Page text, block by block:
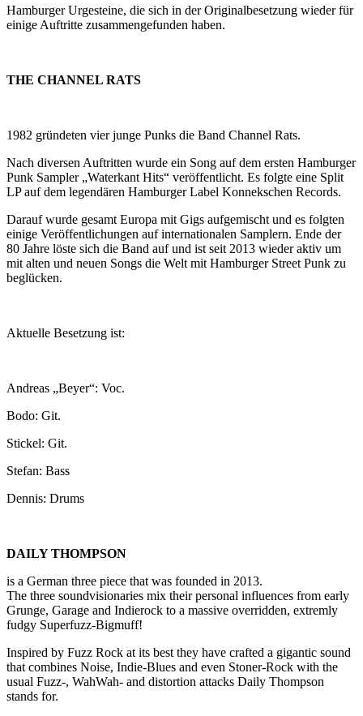
Hamburger Urgesteine, die sich in der Originalbesetzung wieder für
einige Auftritte zusammengefunden haben.
THE CHANNEL RATS
1982 gründeten vier junge Punks die Band Channel Rats.
Nach diversen Auftritten wurde ein Song auf dem ersten Hamburger
Punk Sampler „Waterkant Hits“ veröffentlicht. Es folgte eine Split
LP auf dem legendären Hamburger Label Konnekschen Records.
Darauf wurde gesamt Europa mit Gigs aufgemischt und es folgten
einige Veröffentlichungen auf internationalen Samplern. Ende der
80 Jahre löste sich die Band auf und ist seit 2013 wieder aktiv um
mit alten und neuen Songs die Welt mit Hamburger Street Punk zu
beglücken.
Aktuelle Besetzung ist:
Andreas „Beyer“: Voc.
Bodo: Git.
Stickel: Git.
Stefan: Bass
Dennis: Drums
DAILY THOMPSON
is a German three piece that was founded in 2013.
The three soundvisionaries mix their personal influences from early
Grunge, Garage and Indierock to a massive overridden, extremly
fudgy Superfuzz-Bigmuff!
Inspired by Fuzz Rock at its best they have crafted a gigantic sound
that combines Noise, Indie-Blues and even Stoner-Rock with the
usual Fuzz-, WahWah- and distortion attacks Daily Thompson
stands for.